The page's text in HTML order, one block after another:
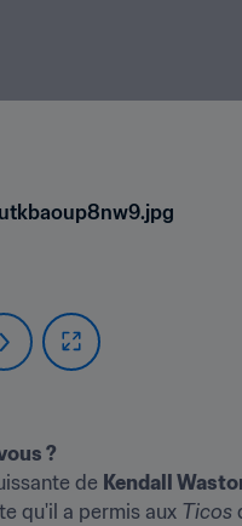
?
de Kendall
qu'il a permis aux Ticos